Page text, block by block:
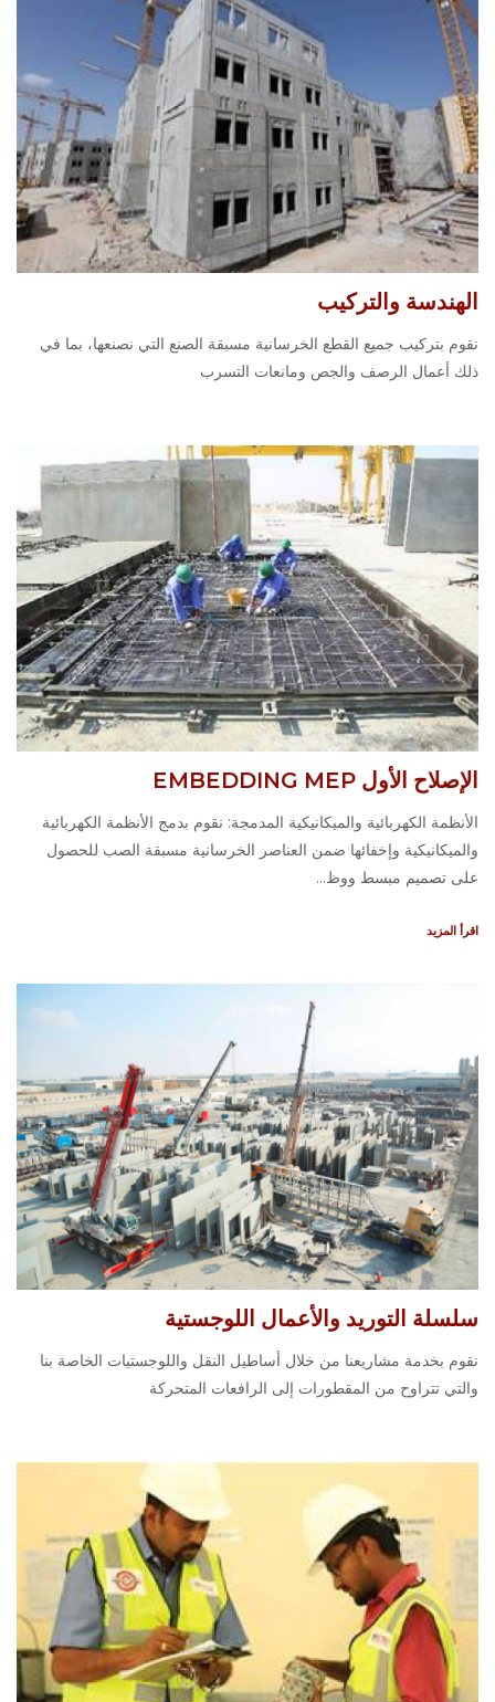
الهندسة والتركيب
نقوم بتركيب جميع القطع الخرسانية مسبقة الصنع التي نصنعها، بما في
ذلك أعمال الرصف والجص ومانعات التسرب
الإصلاح الأول EMBEDDING MEP
الأنظمة الكهربائية والميكانيكية المدمجة: نقوم بدمج الأنظمة الكهربائية
والميكانيكية وإخفائها ضمن العناصر الخرسانية مسبقة الصب للحصول
على تصميم مبسط ووظ...
اقرأ المزيد
سلسلة التوريد والأعمال اللوجستية
نقوم بخدمة مشاريعنا من خلال أساطيل النقل واللوجستيات الخاصة بنا
والتي تتراوح من المقطورات إلى الرافعات المتحركة